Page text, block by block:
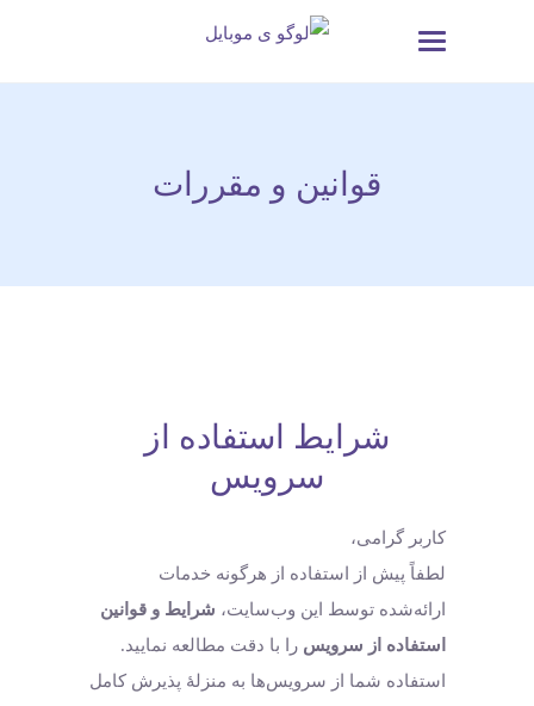
قوانین و مقررات
شرایط استفاده از
سرویس
کاربر گرامی،
لطفاً پیش از استفاده از هرگونه خدمات
ارائه‌شده توسط این وب‌سایت، شرایط و قوانین
استفاده از سرویس را با دقت مطالعه نمایید.
استفاده شما از سرویس‌ها به منزلهٔ پذیرش کامل